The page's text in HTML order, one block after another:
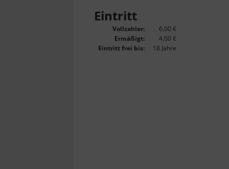
Eintritt
Vollzahler:
6,00 €
Ermäßigt:
4,00 €
Eintritt frei bis:
18 Jahre